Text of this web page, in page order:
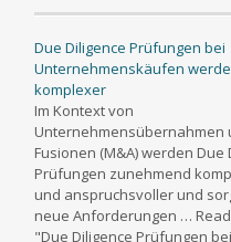
Due Diligence Prüfungen bei
Unternehmenskäufen
komplexer
Im Kontext von
Unternehmensübernahmen
Fusionen (M&A) werden Due
Prüfungen zunehmend
und anspruchsvoller und
neue Anforderungen …
"Due Diligence Prüfungen bei